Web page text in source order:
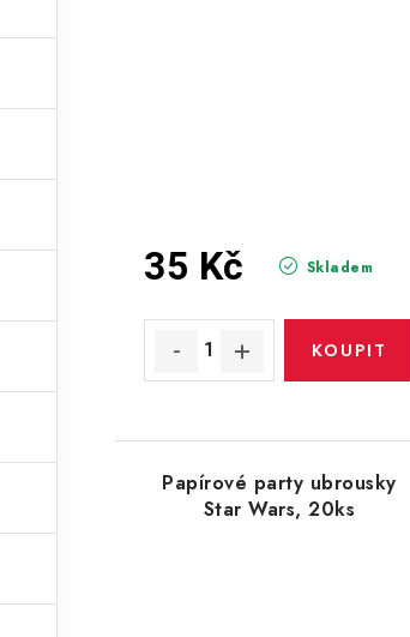
Skladem
35 Kč
Papírové party ubrousky
Star Wars, 20ks